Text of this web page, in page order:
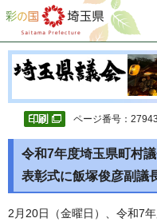
彩の国 埼玉県
ページ番号：
令和7年度埼玉県町村
表彰式に飯塚俊彦副議
2月20日（金曜日）、令和7